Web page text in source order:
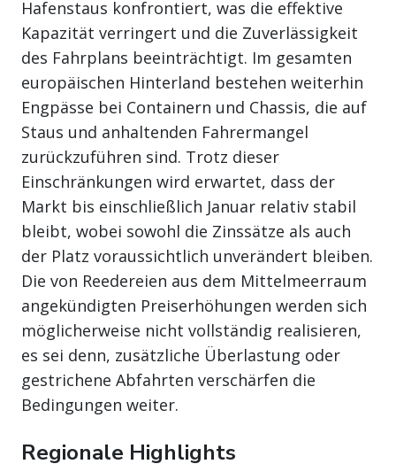
Hafenstaus konfrontiert, was die effektive
Kapazität verringert und die Zuverlässigkeit
des Fahrplans beeinträchtigt. Im gesamten
europäischen Hinterland bestehen weiterhin
Engpässe bei Containern und Chassis, die auf
Staus und anhaltenden Fahrermangel
zurückzuführen sind. Trotz dieser
Einschränkungen wird erwartet, dass der
Markt bis einschließlich Januar relativ stabil
bleibt, wobei sowohl die Zinssätze als auch
der Platz voraussichtlich unverändert bleiben.
Die von Reedereien aus dem Mittelmeerraum
angekündigten Preiserhöhungen werden sich
möglicherweise nicht vollständig realisieren,
es sei denn, zusätzliche Überlastung oder
gestrichene Abfahrten verschärfen die
Bedingungen weiter.
Regionale Highlights